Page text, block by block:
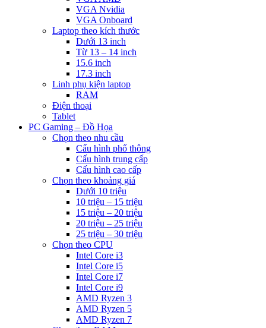
VGA Nvidia
VGA Onboard
Laptop theo kích thước
Dưới 13 inch
Từ 13 – 14 inch
15.6 inch
17.3 inch
Linh phụ kiện laptop
RAM
Điện thoại
Tablet
PC Gaming – Đồ Họa
Chọn theo nhu cầu
Cấu hình phổ thông
Cấu hình trung cấp
Cấu hình cao cấp
Chọn theo khoảng giá
Dưới 10 triệu
10 triệu – 15 triệu
15 triệu – 20 triệu
20 triệu – 25 triệu
25 triệu – 30 triệu
Chọn theo CPU
Intel Core i3
Intel Core i5
Intel Core i7
Intel Core i9
AMD Ryzen 3
AMD Ryzen 5
AMD Ryzen 7